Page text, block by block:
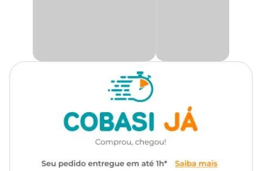
Buscar e Carregar
Tipo de Pet Cachorro
Com som Sim
Tamanho Diâmetro